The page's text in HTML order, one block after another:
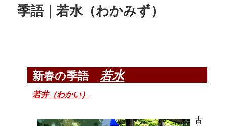
季語｜若水（わかみず）
新春の季語若水
若井（わかい）
古